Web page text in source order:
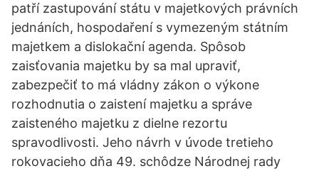
patří zastupování státu v majetkových právních
jednáních, hospodaření s vymezeným státním
majetkem a dislokační agenda. Spôsob
zaisťovania majetku by sa mal upraviť,
zabezpečiť to má vládny zákon o výkone
rozhodnutia o zaistení majetku a správe
zaisteného majetku z dielne rezortu
spravodlivosti. Jeho návrh v úvode tretieho
rokovacieho dňa 49. schôdze Národnej rady